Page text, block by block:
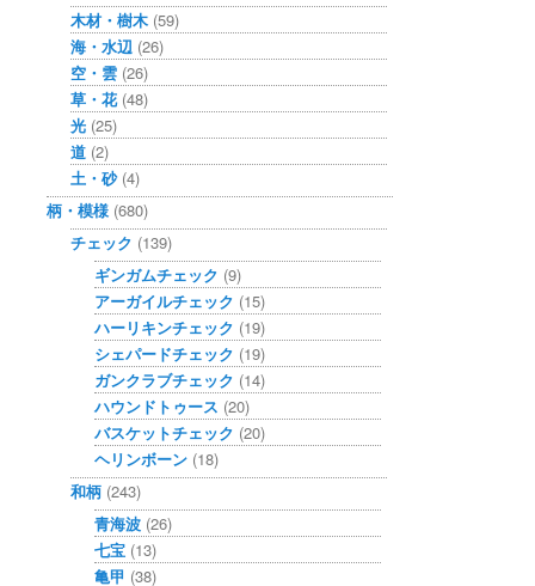
木材・樹木 (59)
海・水辺 (26)
空・雲 (26)
草・花(48)
光 (25)
道 (2)
土・砂(4)
柄・模様 (680)
チェック (139)
ギンガムチェック (9)
アーガイルチェック (15)
ハーリキンチェック (19)
シェパードチェック (19)
ガンクラブチェック (14)
ハウンドトゥース (20)
バスケットチェック (20)
ヘリンボーン (18)
和柄 (243)
青海波 (26)
七宝 (13)
亀甲 (38)